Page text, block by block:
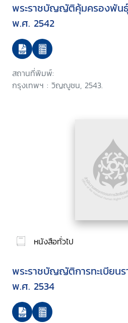
พระราชบัญญัติคุ้มครองพัน
พ.ศ. 2542
สถานที่พิมพ์:
กรุงเทพฯ : วิญญูชน, 2543.
หนังสือทั่วไป
พระราชบัญญัติการทะเบียน
พ.ศ. 2534